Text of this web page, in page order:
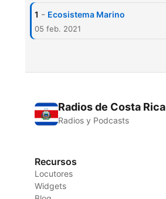
1 - Ecosistema Marino
05 feb. 2021
Radios de Costa Rica
Radios y Podcasts
Recursos
Locutores
Widgets